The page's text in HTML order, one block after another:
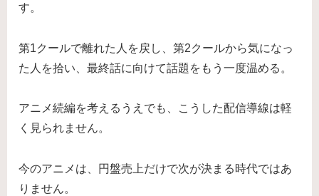
す。
第1クールで離れた人を戻し、第2クールから気になっ
た人を拾い、最終話に向けて話題をもう一度温める。
アニメ続編を考えるうえでも、こうした配信導線は軽
く見られません。
今のアニメは、円盤売上だけで次が決まる時代ではあ
りません。